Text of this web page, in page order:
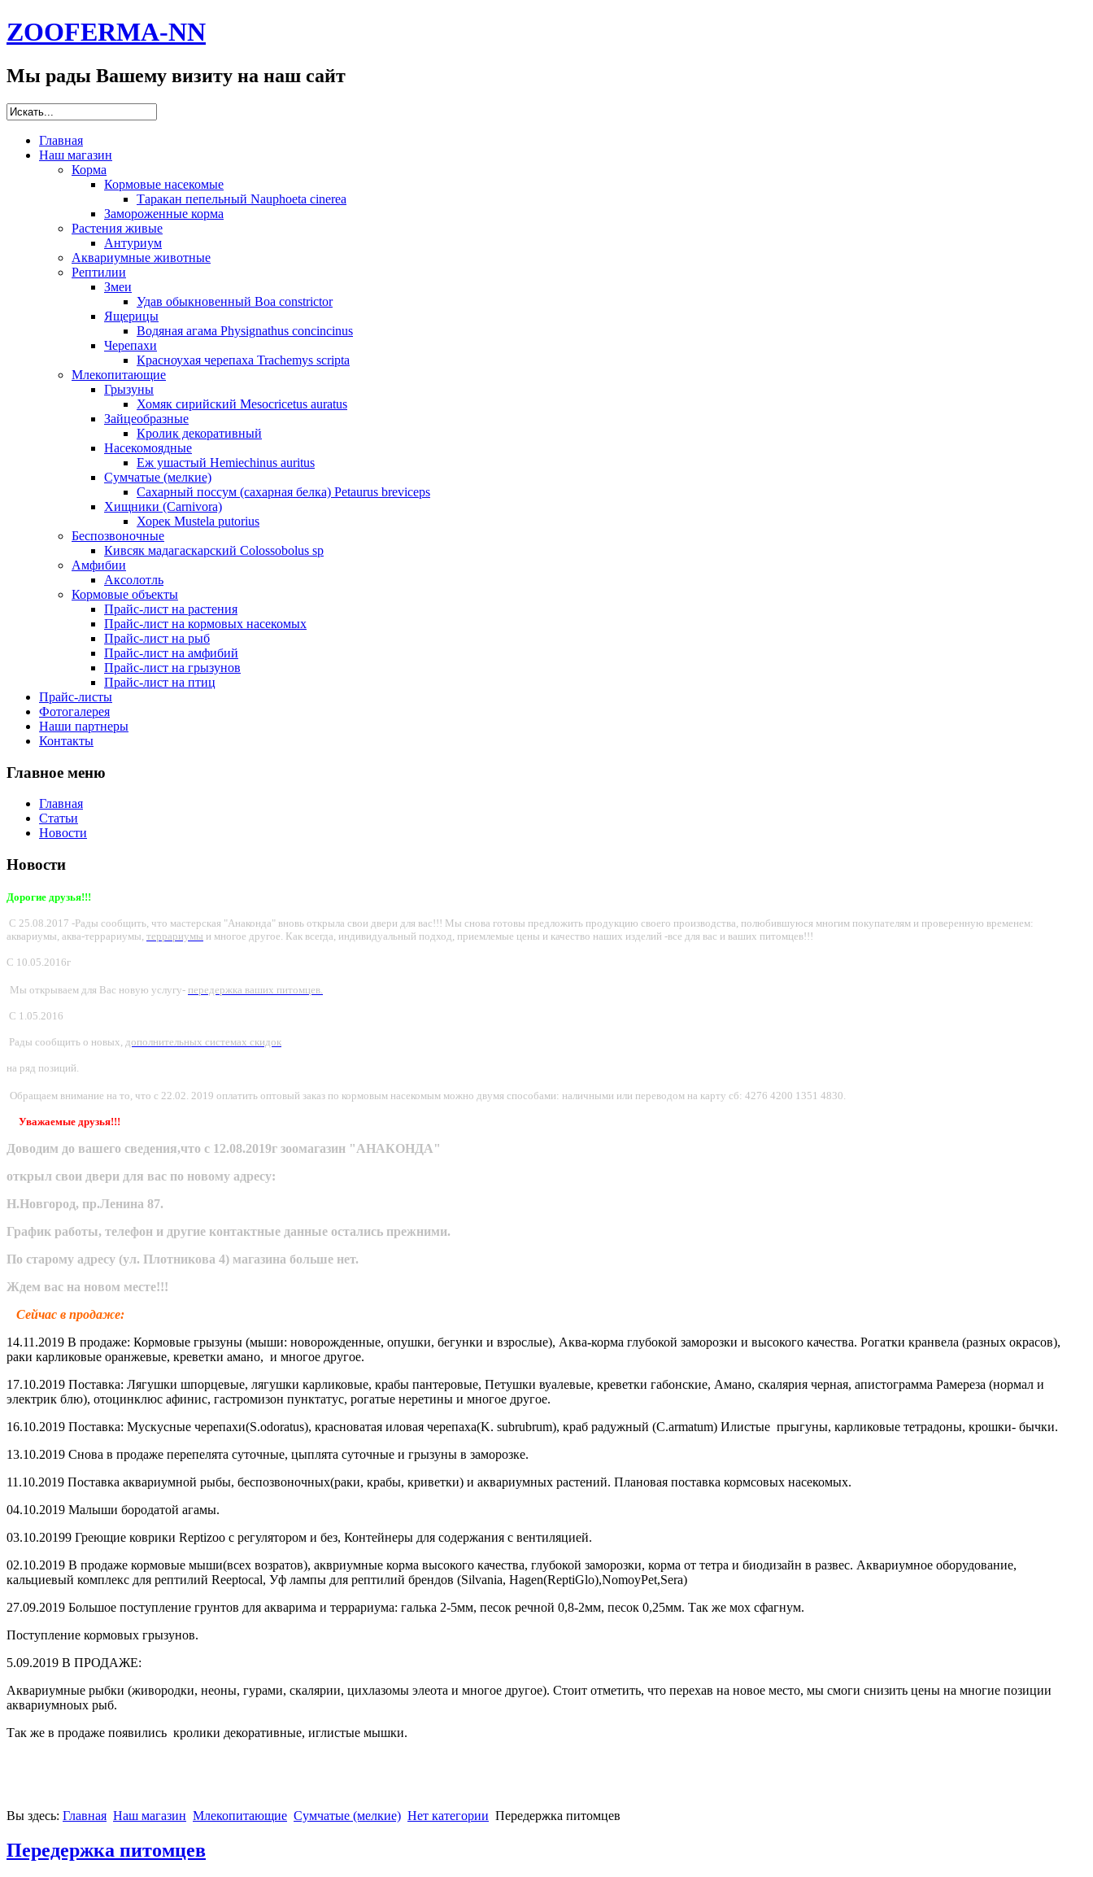
ZOOFERMA-NN
Мы рады Вашему визиту на наш сайт
Главная
Наш магазин
Корма
Кормовые насекомые
Таракан пепельный Nauphoeta cinerea
Замороженные корма
Растения живые
Антуриум
Аквариумные животные
Рептилии
Змеи
Удав обыкновенный Boa constrictor
Ящерицы
Водяная агама Physignathus concincinus
Черепахи
Красноухая черепаха Trachemys scripta
Млекопитающие
Грызуны
Хомяк сирийский Mesocricetus auratus
Зайцеобразные
Кролик декоративный
Насекомоядные
Еж ушастый Hemiechinus auritus
Сумчатые (мелкие)
Сахарный поссум (сахарная белка) Petaurus breviceps
Хищники (Carnivora)
Хорек Mustela putorius
Беспозвоночные
Кивсяк мадагаскарский Colossobolus sp
Амфибии
Аксолотль
Кормовые объекты
Прайс-лист на растения
Прайс-лист на кормовых насекомых
Прайс-лист на рыб
Прайс-лист на амфибий
Прайс-лист на грызунов
Прайс-лист на птиц
Прайс-листы
Фотогалерея
Наши партнеры
Контакты
Главное меню
Главная
Статьи
Новости
Новости
Дорогие друзья!!!
С 25.08.2017 -Рады сообщить, что мастерская "Анаконда" вновь открыла свои двери для вас!!! Мы снова готовы предложить продукцию своего производства, полюбившуюся многим покупателям и проверенную временем:
аквариумы, аква-террариумы, террариумы и многое другое. Как всегда, индивидуальный подход, приемлемые цены и качество наших изделий -все для вас и ваших питомцев!!!
С 10.05.2016г
Мы открываем для Вас новую услугу- передержка ваших питомцев.
С 1.05.2016
Рады сообщить о новых, дополнительных системах скидок
на ряд позиций.
Обращаем внимание на то, что с 22.02. 2019 оплатить оптовый заказ по кормовым насекомым можно двумя способами: наличными или переводом на карту сб: 4276 4200 1351 4830.
Уважаемые друзья!!!
Доводим до вашего сведения,что с 12.08.2019г зоомагазин "АНАКОНДА"
открыл свои двери для вас по новому адресу:
Н.Новгород, пр.Ленина 87.
График работы, телефон и другие контактные данные остались прежними.
По старому адресу (ул. Плотникова 4) магазина больше нет.
Ждем вас на новом месте!!!
Сейчас в продаже:
14.11.2019 В продаже: Кормовые грызуны (мыши: новорожденные, опушки, бегунки и взрослые), Аква-корма глубокой заморозки и высокого качества. Рогатки кранвела (разных окрасов),
раки карликовые оранжевые, креветки амано, и многое другое.
17.10.2019 Поставка: Лягушки шпорцевые, лягушки карликовые, крабы пантеровые, Петушки вуалевые, креветки габонские, Амано, скалярия черная, апистограмма Рамереза (нормал и
электрик блю), отоцинклюс афинис, гастромизон пунктатус, рогатые неретины и многое другое.
16.10.2019 Поставка: Мускусные черепахи(S.odoratus), красноватая иловая черепаха(K. subrubrum), краб радужный (C.armatum) Илистые прыгуны, карликовые тетрадоны, крошки- бычки.
13.10.2019 Снова в продаже перепелята суточные, цыплята суточные и грызуны в заморозке.
11.10.2019 Поставка аквариумной рыбы, беспозвоночных(раки, крабы, криветки) и аквариумных растений. Плановая поставка кормсовых насекомых.
04.10.2019 Малыши бородатой агамы.
03.10.20199 Греющие коврики Reptizoo с регулятором и без, Контейнеры для содержания с вентиляцией.
02.10.2019 В продаже кормовые мыши(всех возратов), аквриумные корма высокого качества, глубокой заморозки, корма от тетра и биодизайн в развес. Аквариумное оборудование,
кальциевый комплекс для рептилий Reeptocal, Уф лампы для рептилий брендов (Silvania, Hagen(ReptiGlo),NomoyPet,Sera)
27.09.2019 Большое поступление грунтов для акварима и террариума: галька 2-5мм, песок речной 0,8-2мм, песок 0,25мм. Так же мох сфагнум.
Поступление кормовых грызунов.
5.09.2019 В ПРОДАЖЕ:
Аквариумные рыбки (живородки, неоны, гурами, скалярии, цихлазомы элеота и многое другое). Стоит отметить, что перехав на новое место, мы смоги снизить цены на многие позиции
аквариумноых рыб.
Так же в продаже появились кролики декоративные, иглистые мышки.
Вы здесь: Главная Наш магазин Млекопитающие Сумчатые (мелкие) Нет категории Передержка питомцев
Передержка питомцев